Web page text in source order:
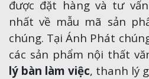
được đặt hàng và tư
nhất về mẫu mã sản
chúng. Tại Ánh Phát
các sản phẩm nội thất
lý bàn làm việc, thanh lý